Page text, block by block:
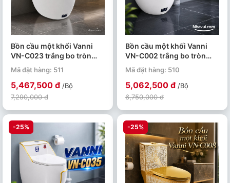
Bồn cầu một khối Vanni
VN-C023 trắng bo tròn
men tuyết phủ nano kháng
khuẩn
Mã đặt hàng: 511
5,467,500 đ /Bộ
7,290,000 đ
Bồn cầu một khối Vanni
VN-C002 trắng bo tròn
men tuyết phủ nano kháng
khuẩn
Mã đặt hàng: 510
5,062,500 đ /Bộ
6,750,000 đ
-25% -25%